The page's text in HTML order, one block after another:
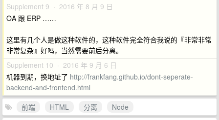
Supplement 9 · 2016 年 8 月 9 日
OA 跟 ERP ……
这里有几个人是做这种软件的，这种软件完全符合我说的『非常非常
非常复杂』好吗，当然需要前后分离。
Supplement 10 · 2016 年 9 月 6 日
机器到期，换地址了 http://frankfang.github.io/dont-seperate-
backend-and-frontend.html
前端
HTML 分离
Node